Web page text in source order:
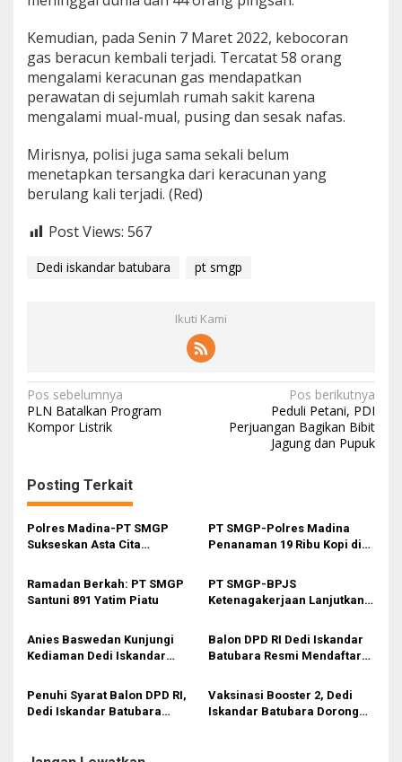
Kemudian, pada Senin 7 Maret 2022, kebocoran
gas beracun kembali terjadi. Tercatat 58 orang
mengalami keracunan gas mendapatkan
perawatan di sejumlah rumah sakit karena
mengalami mual-mual, pusing dan sesak nafas.
Mirisnya, polisi juga sama sekali belum
menetapkan tersangka dari keracunan yang
berulang kali terjadi. (Red)
Post Views: 567
Dedi iskandar batubara pt smgp
Ikuti Kami
N
a
i
g
a
s
i
p
s
Pos sebelumnya
PLN Batalkan Program
Kompor Listrik
Pos berikutnya
Peduli Petani, PDI
Perjuangan Bagikan Bibit
Jagung dan Pupuk
Posting Terkait
Polres Madina-PT SMGP
Sukseskan Asta Cita
Tanam Jagung Kuartal III
PT SMGP-Polres Madina
Penanaman 19 Ribu Kopi di
Ramadan Berkah: PT SMGP
Santuni 891 Yatim Piatu
PT SMGP-BPJS
Ketenagakerjaan Lanjutkan
Terlindungi
Anies Baswedan Kunjungi
Kediaman Dedi Iskandar
Balon DPD RI Dedi Iskandar
Batubara Resmi Mendaftar
Penuhi Syarat Balon DPD RI,
Dedi Iskandar Batubara
Vaksinasi Booster 2, Dedi
Iskandar Batubara Dorong